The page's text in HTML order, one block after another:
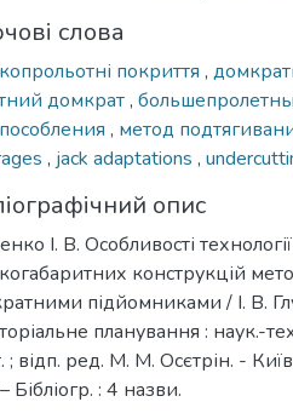
слова
покриття ,
домкрат,
, метод
, jack adaptations ,
опис
І. В. Особливості
конструкцій
підйомниками / І. В.
планування : наук.-
; відп. ред. М. М. Осєтрін. -
Бібліогр. : 4 назви.